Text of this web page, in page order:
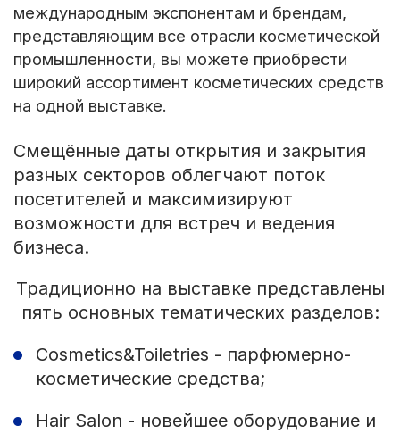
международным экспонентам и брендам,
представляющим все отрасли косметической
промышленности, вы можете приобрести
широкий ассортимент косметических средств
на одной выставке.
Смещённые даты открытия и закрытия
разных секторов облегчают поток
посетителей и максимизируют
возможности для встреч и ведения
бизнеса.
Традиционно на выставке представлены
пять основных тематических разделов:
Cosmetics&Toiletries - парфюмерно-
косметические средства;
Hair Salon - новейшее оборудование и